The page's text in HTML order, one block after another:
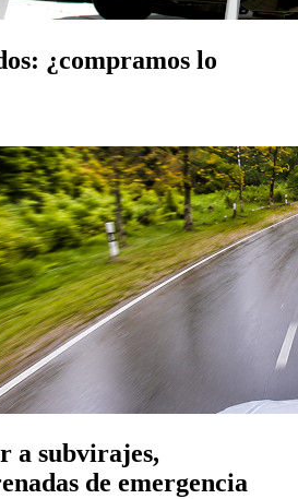
¿compramos lo
a subvirajes,
de emergencia